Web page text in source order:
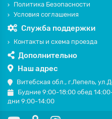
Политика Безопасности
Условия соглашения
Служба поддержки
Контакты и схема проезда
Дополнительно
Наш адрес
Витебская обл., г.Лепель,
Будние 9:00-18:00 обед
дни 9:00-14:00